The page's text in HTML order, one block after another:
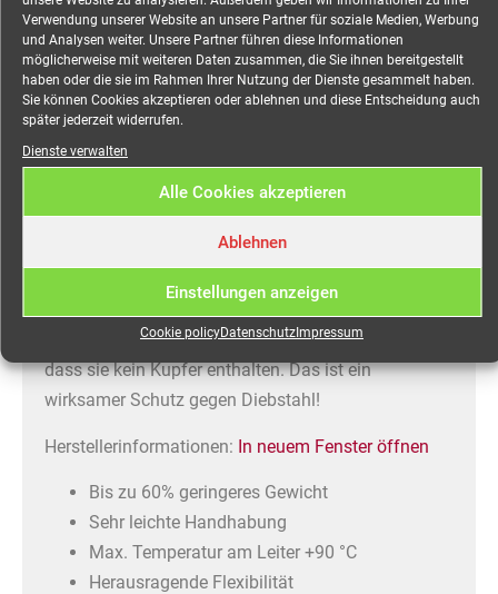
Verwendung unserer Website an unsere Partner für soziale Medien, Werbung
und Analysen weiter. Unsere Partner führen diese Informationen
möglicherweise mit weiteren Daten zusammen, die Sie ihnen bereitgestellt
haben oder die sie im Rahmen Ihrer Nutzung der Dienste gesammelt haben.
Sie können Cookies akzeptieren oder ablehnen und diese Entscheidung auch
später jederzeit widerrufen.
Dienste verwalten
Alle Cookies akzeptieren
Ablehnen
Einstellungen anzeigen
Cookie policyDatenschutz Impressum
zum Einsatz, die besonders temperatur- und
witterungsbeständig und – je nach Ausführung –
auch halogenfrei und flammhemmend sind. Den
Aluminium-typischen Eigenschaften tragen
zuverlässigen Verbindungstechniken Rechnung.
ALUKAFLEX® steht für eine innovative Produktlinie,
die den professionellen und industriellen Anwendern
in vielen Anwendungsbereichen die Arbeit erheblich
erleichtert und Kosten senkt.
ALUKAFLEX® – Leitungen werden mit einem
Bedruckung gekennzeichnet und signalisieren so,
dass sie kein Kupfer enthalten. Das ist ein
wirksamer Schutz gegen Diebstahl!
Herstellerinformationen: In neuem Fenster öffnen
Bis zu 60% geringeres Gewicht
Sehr leichte Handhabung
Max. Temperatur am Leiter +90 °C
Herausragende Flexibilität